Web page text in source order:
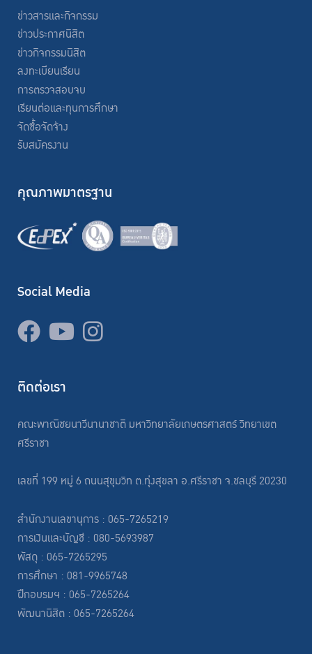
ข่าวสารและกิจกรรม
ข่าวประกาศนิสิต
ข่าวกิจกรรมนิสิต
ลงทะเบียนเรียน
การตรวจสอบจบ
เรียนต่อและทุนการศึกษา
จัดซื้อจัดจ้าง
รับสมัครงาน
คุณภาพมาตรฐาน
Social Media
ติดต่อเรา
คณะพาณิชยนาวีนานาชาติ มหาวิทยาลัยเกษตรศาสตร์ วิทยาเขต
ศรีราชา
เลขที่ 199 หมู่ 6 ถนนสุขุมวิท ต.ทุ่งสุขลา อ.ศรีราชา จ.ชลบุรี 20230
สำนักงานเลขานุการ : 065-7265219
การเงินและบัญชี : 080-5693987
พัสดุ : 065-7265295
การศึกษา : 081-9965748
ฝึกอบรมฯ : 065-7265264
พัฒนานิสิต : 065-7265264